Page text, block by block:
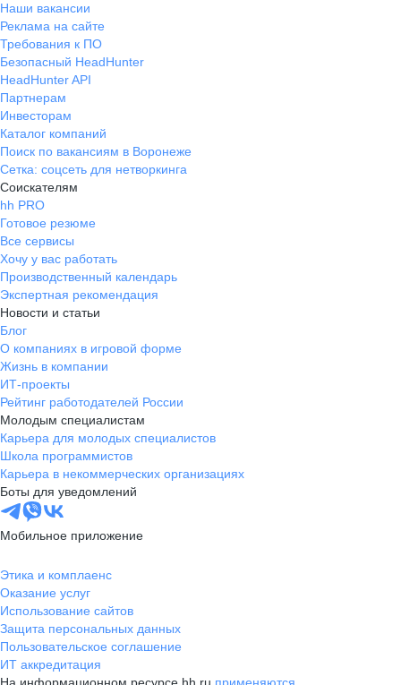
Наши вакансии
Реклама на сайте
Требования к ПО
Безопасный HeadHunter
HeadHunter API
Партнерам
Инвесторам
Каталог компаний
Поиск по вакансиям в Воронеже
Сетка: соцсеть для нетворкинга
Соискателям
hh PRO
Готовое резюме
Все сервисы
Хочу у вас работать
Производственный календарь
Экспертная рекомендация
Новости и статьи
Блог
О компаниях в игровой форме
Жизнь в компании
ИТ-проекты
Рейтинг работодателей России
Молодым специалистам
Карьера для молодых специалистов
Школа программистов
Карьера в некоммерческих организациях
Боты для уведомлений
Мобильное приложение
Этика и комплаенс
Оказание услуг
Использование сайтов
Защита персональных данных
Пользовательское соглашение
ИТ аккредитация